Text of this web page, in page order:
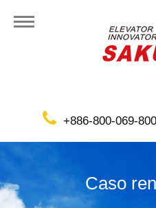
+886-800-069-800
Caso